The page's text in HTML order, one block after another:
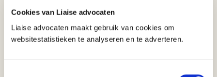
Cookies van Liaise advocaten
Liaise advocaten maakt gebruik van cookies om
websitestatistieken te analyseren en te adverteren.
Opstellen van opdrachtovereenkomsten voor films,
theater, televisieproducties en ontwerpen.
De rechtspositie bepalen van uitgevers, producers,